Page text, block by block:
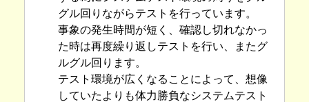
グル回りながらテストを行っています。
事象の発生時間が短く、確認し切れなかっ
た時は再度繰り返しテストを行い、またグ
ルグル回ります。
テスト環境が広くなることによって、想像
していたよりも体力勝負なシステムテスト